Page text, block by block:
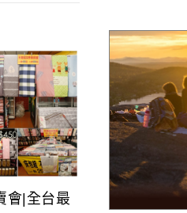
會|全台最